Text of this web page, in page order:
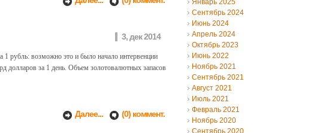
Январь 2025
Сентябрь 2024
Июнь 2024
Апрель 2024
Октябрь 2023
Июнь 2022
Ноябрь 2021
Сентябрь 2021
Август 2021
Июль 2021
Февраль 2021
Ноябрь 2020
Сентябрь 2020
3, дек 2014
1 рубль: возможно это и было начало интервенции
долларов за 1 день. Объем золотовалютных запасов
Далее... (0) коммент.